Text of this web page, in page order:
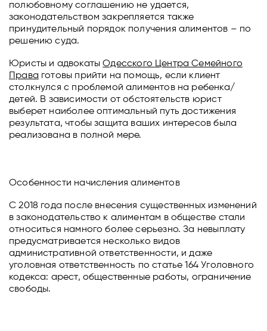
полюбовному соглашению не удается,
законодательством закрепляется также
принудительный порядок получения алиментов – по
решению суда.
Юристы и адвокатыОдесского Центра Семейного
Права готовы прийти на помощь, если клиент
столкнулся с проблемой алиментов на ребенка/
детей. В зависимости от обстоятельств юрист
выберет наиболее оптимальный путь достижения
результата, чтобы защита ваших интересов была
реализована в полной мере.
Особенности начисления алиментов
С 2018 года после внесения существенных изменений
в законодательство к алиментам в обществе стали
относиться намного более серьезно. За невыплату
предусматривается несколько видов
административной ответственности, и даже
уголовная ответственность по статье 164 Уголовного
кодекса: арест, общественные работы, ограничение
свободы.